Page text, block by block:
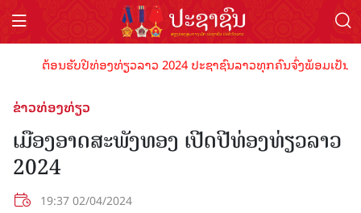
ຕ້ອນຮັບປີທ່ອງທ່ຽວລາວ 2024 ປະຊາຊົນລາວທຸກຄົນຈົ່ງພ້ອມເປັນເ
ຂ່າວທ່ອງທ່ຽວ
ເມືອງອາດສະພັງທອງ ເປີດປີທ່ອງທ່ຽວລາວ
2024
19:37 02/04/2024